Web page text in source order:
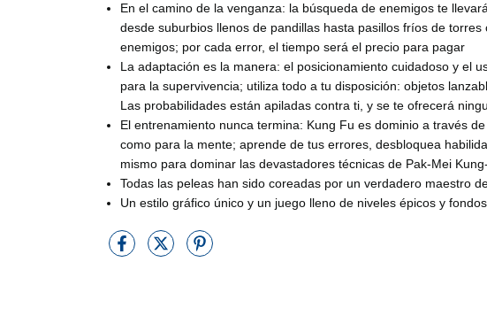
En el camino de la venganza: la búsqueda de enemigos te
desde suburbios llenos de pandillas hasta pasillos fríos de
enemigos; por cada error, el tiempo será el precio para pagar
La adaptación es la manera: el posicionamiento cuidadoso y el
para la supervivencia; utiliza todo a tu disposición: objetos
Las probabilidades están apiladas contra ti, y se te ofrecerá
El entrenamiento nunca termina: Kung Fu es dominio a través
como para la mente; aprende de tus errores, desbloquea
mismo para dominar las devastadores técnicas de Pak-Mei
Todas las peleas han sido coreadas por un verdadero maestro
Un estilo gráfico único y un juego lleno de niveles épicos y